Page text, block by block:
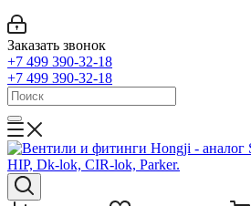
Заказать звонок
+7 499 390-32-18
+7 499 390-32-18